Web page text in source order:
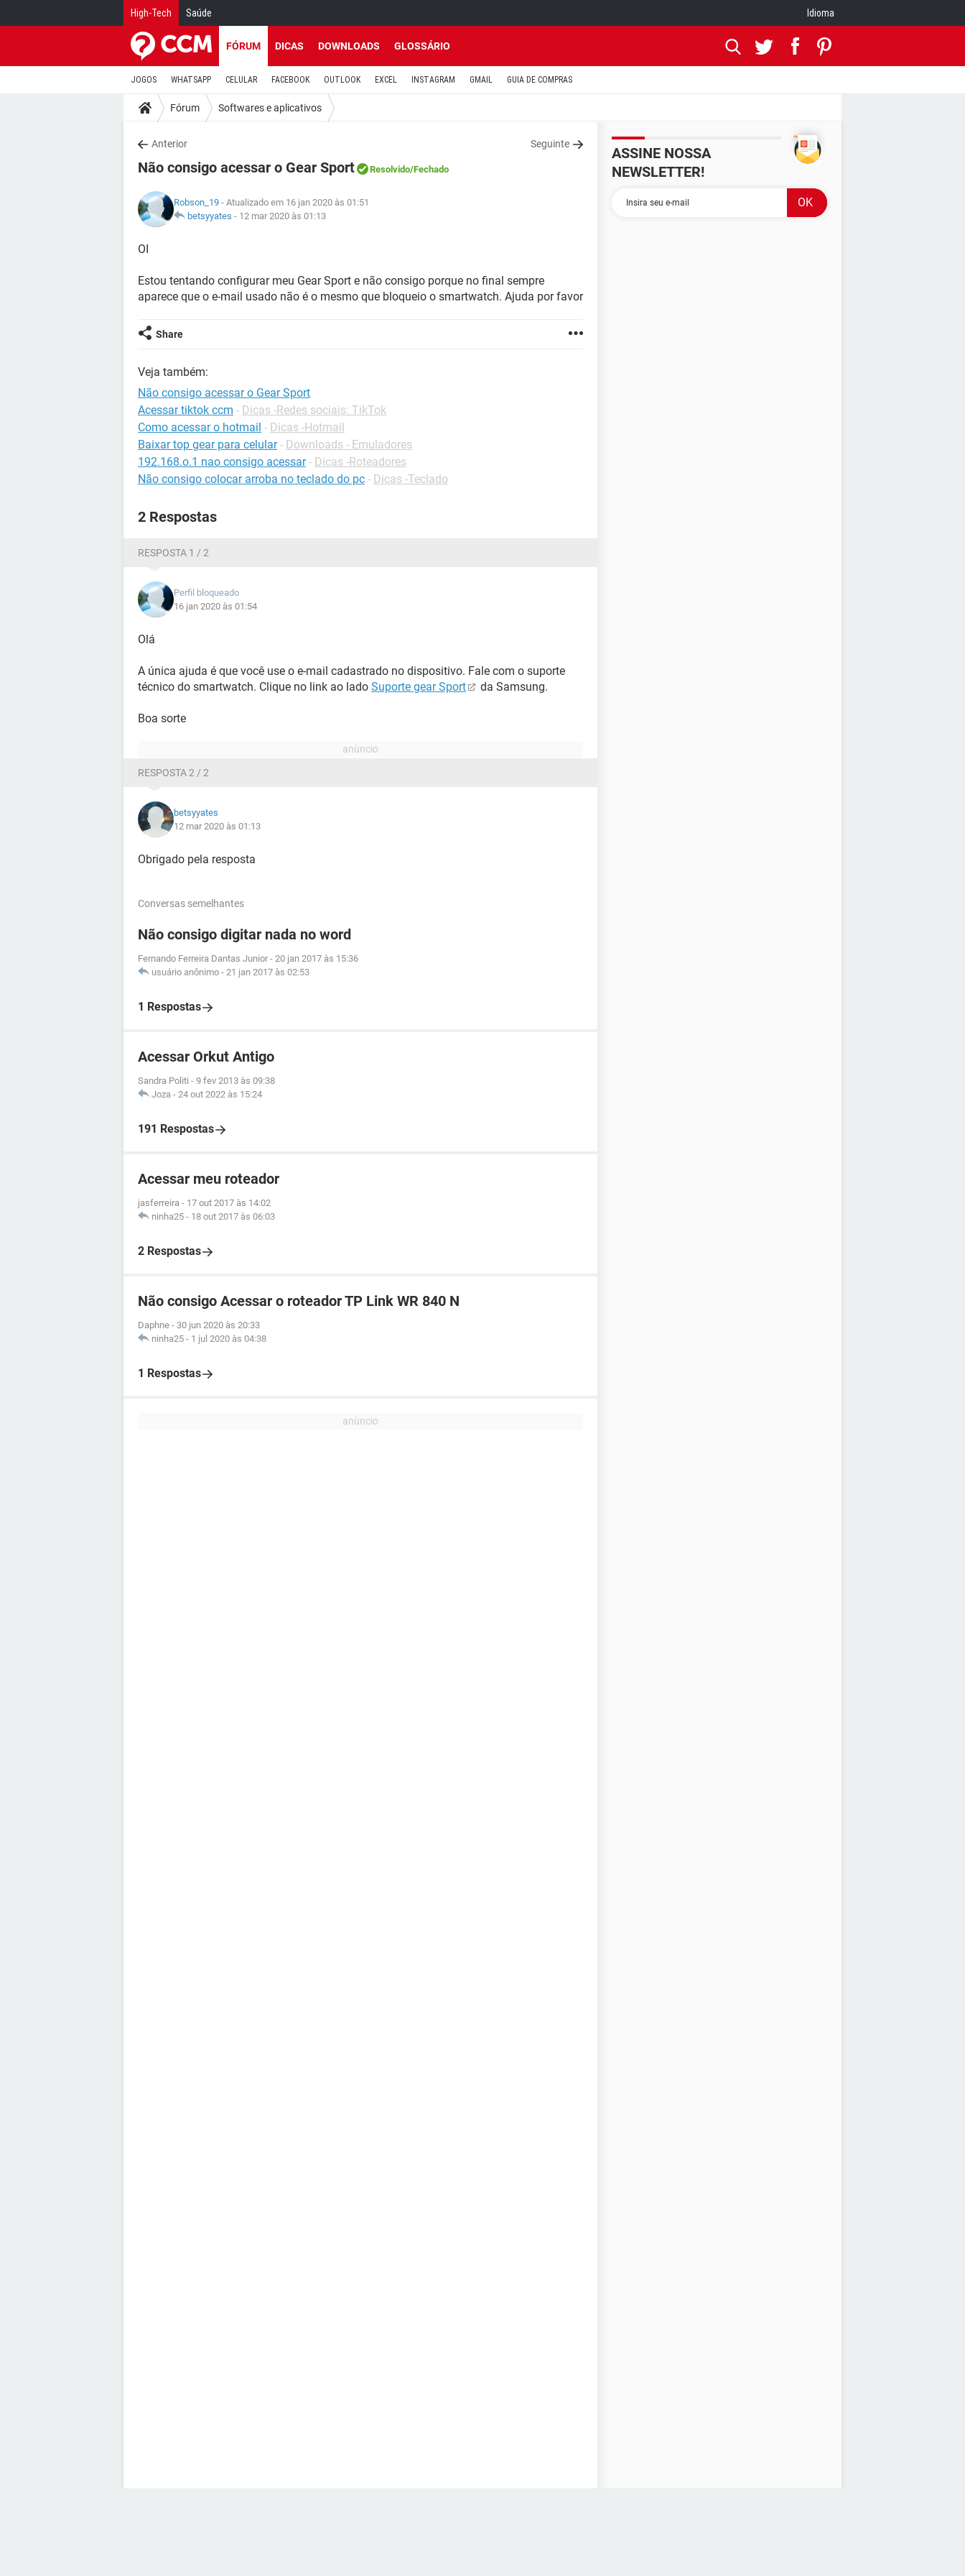
High-Tech Saúde Idioma
FÓRUM DICAS DOWNLOADS GLOSSÁRIO
JOGOS WHATSAPP CELULAR FACEBOOK OUTLOOK EXCEL INSTAGRAM GMAIL GUIA DE COMPRAS
Fórum Softwares e aplicativos
Anterior Seguinte
Não consigo acessar o Gear Sport Resolvido/Fechado
Robson_19 - Atualizado em 16 jan 2020 às 01:51
betsyyates - 12 mar 2020 às 01:13
OI
Estou tentando configurar meu Gear Sport e não consigo porque no final sempre
aparece que o e-mail usado não é o mesmo que bloqueio o smartwatch. Ajuda por favor
Share
Veja também:
Não consigo acessar o Gear Sport
Acessar tiktok ccm - Dicas -Redes sociais: TikTok
Como acessar o hotmail - Dicas -Hotmail
Baixar top gear para celular - Downloads - Emuladores
192.168.o.1 nao consigo acessar - Dicas -Roteadores
Não consigo colocar arroba no teclado do pc - Dicas -Teclado
2 Respostas
RESPOSTA 1 / 2
Perfil bloqueado
16 jan 2020 às 01:54
Olá
A única ajuda é que você use o e-mail cadastrado no dispositivo. Fale com o suporte
técnico do smartwatch. Clique no link ao lado Suporte gear Sport da Samsung.
Boa sorte
RESPOSTA 2 / 2
betsyyates
12 mar 2020 às 01:13
Obrigado pela resposta
Conversas semelhantes
Não consigo digitar nada no word
Fernando Ferreira Dantas Junior - 20 jan 2017 às 15:36
usuário anônimo - 21 jan 2017 às 02:53
1 Respostas
Acessar Orkut Antigo
Sandra Politi - 9 fev 2013 às 09:38
Joza - 24 out 2022 às 15:24
191 Respostas
Acessar meu roteador
jasferreira - 17 out 2017 às 14:02
ninha25 - 18 out 2017 às 06:03
2 Respostas
Não consigo Acessar o roteador TP Link WR 840 N
Daphne - 30 jun 2020 às 20:33
ninha25 - 1 jul 2020 às 04:38
1 Respostas
ASSINE NOSSA
NEWSLETTER!